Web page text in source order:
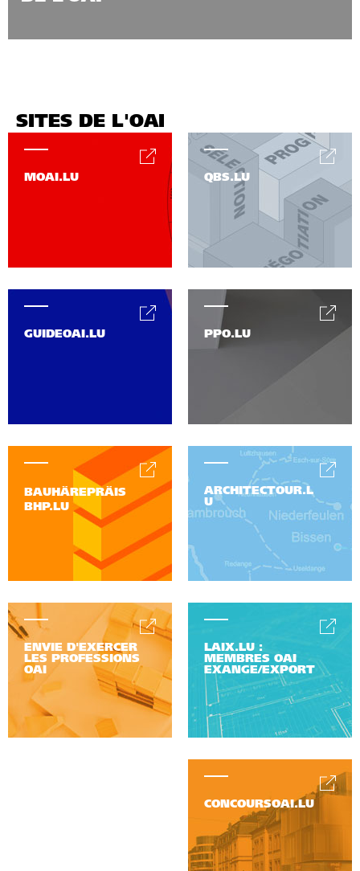
SITES DE L'OAI
MOAI.LU QBS.LU
PPO.LU
GUIDEOAI.LU
BAUHÄREPRÄIS
BHP.LU
ARCHITECTOUR.L
U
ENVIE D'EXERCER
LES PROFESSIONS
OAI
LAIX.LU :
MEMBRES OAI
EXANGE/EXPORT
CONCOURSOAI.LU